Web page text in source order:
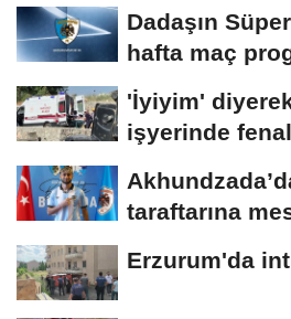
Dadaşın
hafta maç
'İyiyim'
işyerinde
taraftarına
Erzurum'da